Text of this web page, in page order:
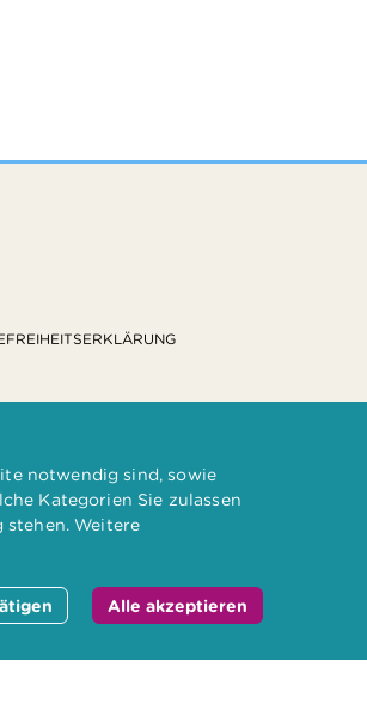
notwendig sind, sowie
Kategorien Sie zulassen
Weitere
Alle akzeptieren